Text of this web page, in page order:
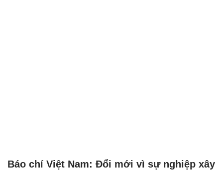
Báo chí Việt Nam: Đổi mới vì sự nghiệp xây